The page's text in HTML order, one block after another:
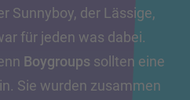
Sunnyboy, der Lässige,
für jeden was dabei.
Boygroups sollten eine
Sie wurden zusammen